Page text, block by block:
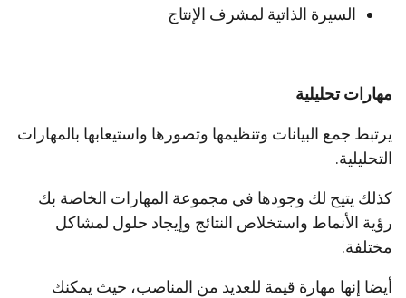
السيرة الذاتية لمشرف الإنتاج
مهارات تحليلية
يرتبط جمع البيانات وتنظيمها وتصورها واستيعابها بالمهارات
التحليلية.
كذلك يتيح لك وجودها في مجموعة المهارات الخاصة بك
رؤية الأنماط واستخلاص النتائج وإيجاد حلول لمشاكل
مختلفة.
أيضا إنها مهارة قيمة للعديد من المناصب، حيث يمكنك